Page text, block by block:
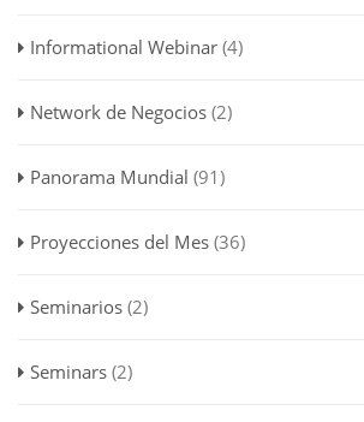
Informational Webinar (4)
Network de Negocios (2)
Panorama Mundial (91)
Proyecciones del Mes (36)
Seminarios (2)
Seminars (2)